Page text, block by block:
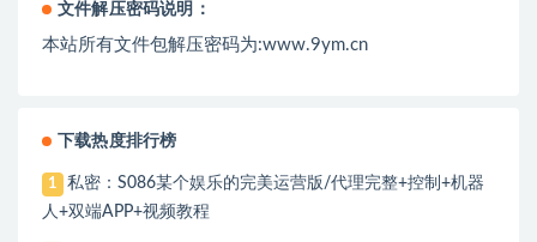
文件解压密码说明：
本站所有文件包解压密码为:www.9ym.cn
下载热度排行榜
1
私密：S086某个娱乐的完美运营版/代理完整+控制+机器
人+双端APP+视频教程